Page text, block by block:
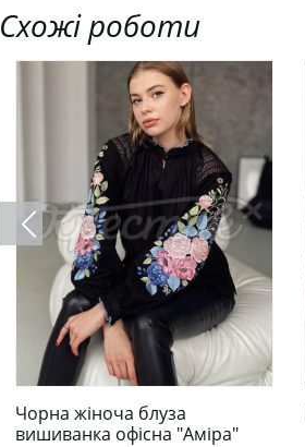
Схожі роботи
Чорна жіноча блуза
вишиванка офісна "Аміра"